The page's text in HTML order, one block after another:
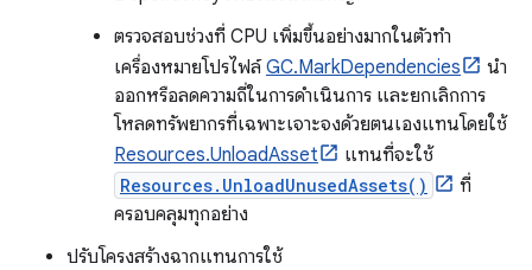
ตรวจสอบช่วงที่ CPU เพิ่มขึ้นอย่างมากในตัวทำ
เครื่องหมายโปรไฟล์GC.MarkDependencies
นำ
ออกหรือลดความถี่ในการดำเนินการ และยกเลิกการ
โหลดทรัพยากรที่เฉพาะเจาะจงด้วยตนเองแทนโดยใช้
Resources.UnloadAsset
แทนที่จะใช้
Resources.UnloadUnusedAssets()
ที่
ครอบคลุมทุกอย่าง
ปรับโครงสร้างฉากแทนการใช้